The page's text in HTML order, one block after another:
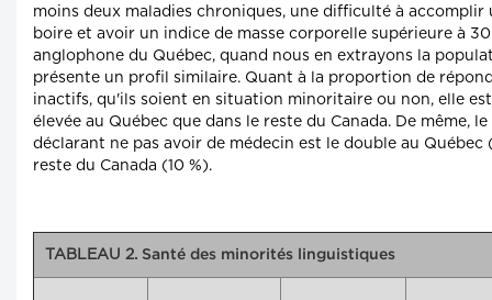
moins deux maladies chroniques, une difficulté à accomplir
boire et avoir un indice de masse corporelle supérieure à
anglophone du Québec, quand nous en extrayons la
présente un profil similaire. Quant à la proportion de
inactifs, qu'ils soient en situation minoritaire ou non, elle
élevée au Québec que dans le reste du Canada. De même,
déclarant ne pas avoir de médecin est le double au Québec
reste du Canada (10 %).
TABLEAU 2. Santé des minorités linguistiques